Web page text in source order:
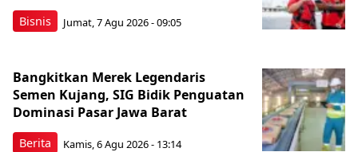
Bisnis Jumat, 7 Agu 2026 - 09:05
Berita
Bangkitkan Merek Legendaris
Semen Kujang, SIG Bidik Penguatan
Dominasi Pasar Jawa Barat
Kamis, 6 Agu 2026 - 13:14